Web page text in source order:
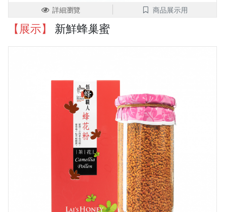
詳細瀏覽 商品展示用
【展示】 新鮮蜂巢蜜